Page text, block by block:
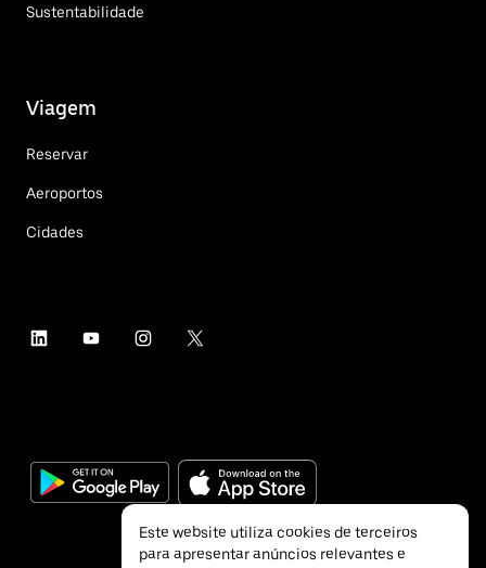
Sustentabilidade
Viagem
Reservar
Aeroportos
Cidades
Este website utiliza cookies de terceiros
para apresentar anúncios relevantes e